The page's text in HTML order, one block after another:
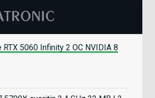
RTX 5060 Infinity 2 OC NVIDIA 8